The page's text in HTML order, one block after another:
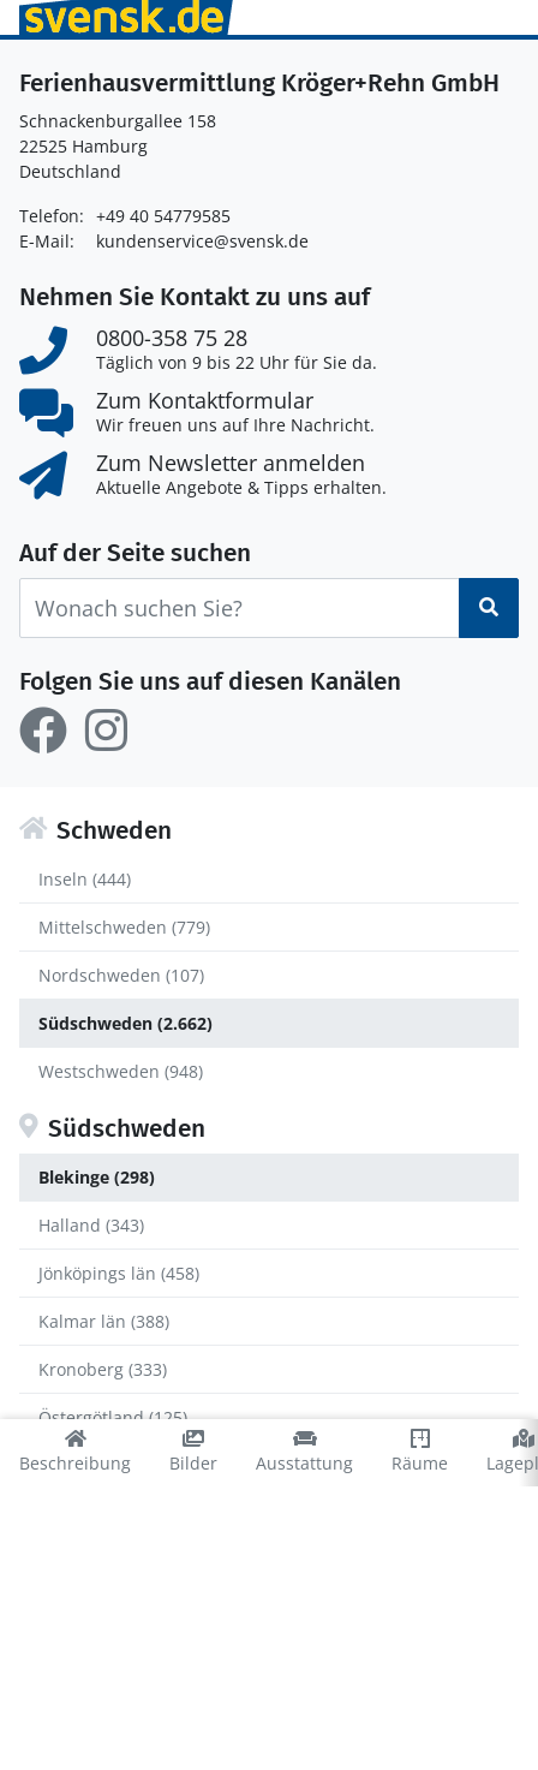
Beschreibung Bilder Ausstattung Räume
Ferienhausvermittlung Kröger+Rehn GmbH
Schnackenburgallee 158
22525 Hamburg
Deutschland
Telefon: +49 40 54779585
E-Mail:
kundenservice@svensk.de
Nehmen Sie Kontakt zu uns auf
0800-358 75 28
Täglich von 9 bis 22 Uhr für Sie da.
Zum Kontaktformular
Wir freuen uns auf Ihre Nachricht.
Zum Newsletter anmelden
Aktuelle Angebote & Tipps erhalten.
Auf der Seite suchen
Folgen Sie uns auf diesen Kanälen
Schweden
Inseln (444)
Mittelschweden (779)
Nordschweden (107)
Südschweden (2.662)
Westschweden (948)
Südschweden
Blekinge (298)
Halland (343)
Jönköpings län (458)
Kalmar län (388)
Kronoberg (333)
Östergötland (125)
Skåne (717)